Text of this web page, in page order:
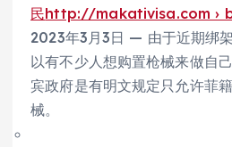
民http://makativisa.com ›
2023年3月3日 — 由于近期绑
以有不少人想购置枪械来做自
宾政府是有明文规定只允许菲
械。